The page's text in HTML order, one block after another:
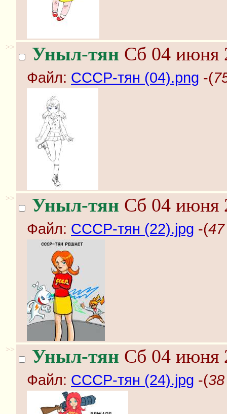
>> Уныл-тян Сб 04 июня
Файл: СССР-тян (04).png -(
>> Уныл-тян Сб 04 июня
Файл: СССР-тян (22).jpg -(
>> Уныл-тян Сб 04 июня
Файл: СССР-тян (24).jpg -(